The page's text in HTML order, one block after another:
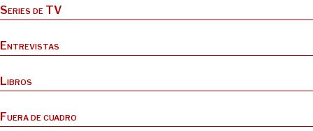
Series de TV
Entrevistas
Libros
Fuera de cuadro